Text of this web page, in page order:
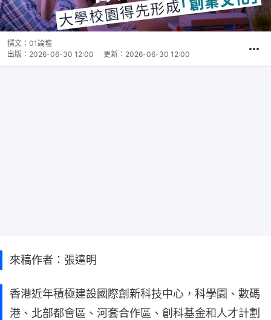
撰文： 01論壇
出版： 2026-06-30 12:00 更新： 2026-06-30 12:00
來稿作者：張達明
香港近年積極建設國際創新科技中心，科學園、數碼
港、北部都會區、河套合作區、創科基金和人才計劃